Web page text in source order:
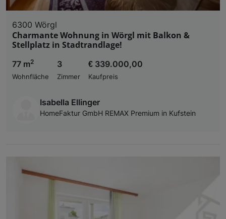
6300 Wörgl
Charmante Wohnung in Wörgl mit Balkon &
Stellplatz in Stadtrandlage!
77 m2
Wohnfläche
3
Zimmer
€ 339.000,00
Kaufpreis
Isabella Ellinger
HomeFaktur GmbH REMAX Premium in Kufstein